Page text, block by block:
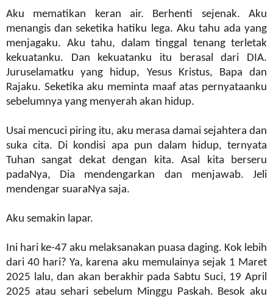
Aku mematikan keran air. Berhenti sejenak. Aku
menangis dan seketika hatiku lega. Aku tahu ada yang
menjagaku. Aku tahu, dalam tinggal tenang terletak
kekuatanku. Dan kekuatanku itu berasal dari DIA.
Juruselamatku yang hidup, Yesus Kristus, Bapa dan
Rajaku. Seketika aku meminta maaf atas pernyataanku
sebelumnya yang menyerah akan hidup.
Usai mencuci piring itu, aku merasa damai sejahtera dan
suka cita. Di kondisi apa pun dalam hidup, ternyata
Tuhan sangat dekat dengan kita. Asal kita berseru
padaNya, Dia mendengarkan dan menjawab. Jeli
mendengar suaraNya saja.
Aku semakin lapar.
Ini hari ke-47 aku melaksanakan puasa daging. Kok lebih
dari 40 hari? Ya, karena aku memulainya sejak 1 Maret
2025 lalu, dan akan berakhir pada Sabtu Suci, 19 April
2025 atau sehari sebelum Minggu Paskah. Besok aku